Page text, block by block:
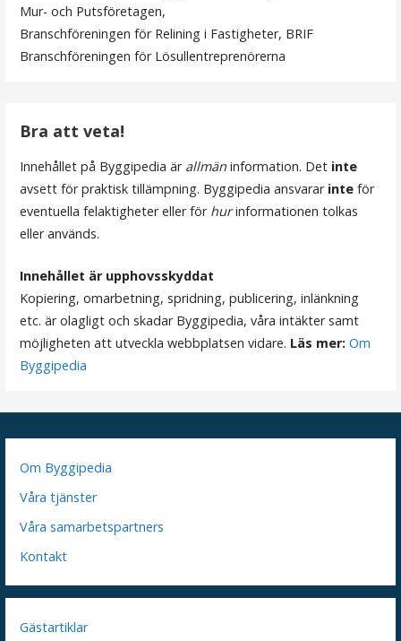
n
n
Mur- och Putsföretagen,
Branschföreningen för Relining i Fastigheter, BRIF
Branschföreningen för Lösullentreprenörerna
Bra att veta!
Innehållet på Byggipedia är allmän information. Det inte
avsett för praktisk tillämpning. Byggipedia ansvarar inte för
eventuella felaktigheter eller för hurinformationen tolkas
eller används.
Innehållet är upphovsskyddat
Kopiering, omarbetning, spridning, publicering, inlänkning
etc. är olagligt och skadar Byggipedia, våra intäkter samt
möjligheten att utveckla webbplatsen vidare. Läs mer: Om
Byggipedia
Om Byggipedia
Våra tjänster
Våra samarbetspartners
Kontakt
Gästartiklar